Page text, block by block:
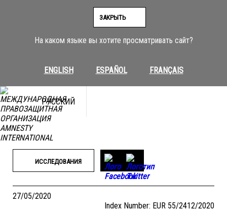
На каком языке вы хотите просматривать сайт?
ENGLISH ESPAÑOL FRANÇAIS
ЗАКРЫТЬ
РУССКИЙ
ИССЛЕДОВАНИЯ
27/05/2020
Index Number: EUR 55/2412/2020